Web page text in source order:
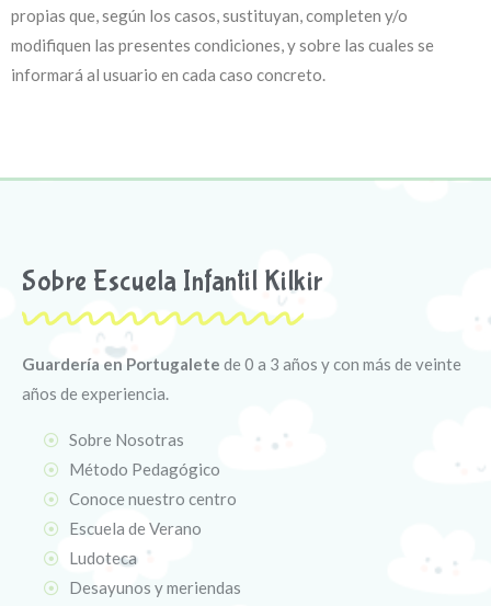
propias que, según los casos, sustituyan, completen y/o
modifiquen las presentes condiciones, y sobre las cuales se
informará al usuario en cada caso concreto.
Sobre Escuela Infantil Kilkir
Guardería en Portugalete de 0 a 3 años y con más de veinte
años de experiencia.
Sobre Nosotras
Método Pedagógico
Conoce nuestro centro
Escuela de Verano
Ludoteca
Desayunos y meriendas
Abierto plazo de
Contacta con nosotras y solicita una reunión, te
¡Solicita información!